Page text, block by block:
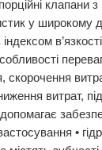
у широкому
витрат,
•